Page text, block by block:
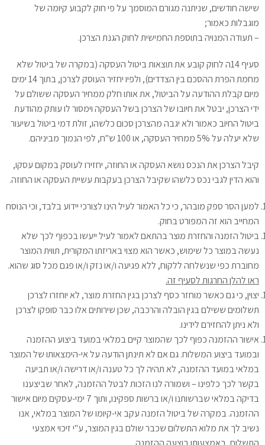
שישה חודשים, שניתנה מגורם המוסמך על פי חוק לקבוע קיומה של
מוגבלות כאמור;
– תעודה המנויה בתוספת החמישית לחוק הגנת הצרכן.
סעיף 14ה לחוק קובע את תוצאות ביטול העסקה (במקרה של ביטול שלא
מחמת הפרת ההסכם בין הצדדים), ולפיו יחזיר העוסק לצרכן, בתוך 14 ימים
מיום קבלת ההודעה על הביטול, את אותו חלק ממחיר העסקה ששולם על
ידי הצרכן, יבטל את חיובו של הצרכן בשל העסקה וימסור לו עותק מהודעת
ביטול החיוב כאמור ולא יגבה מהצרכן סכום כלשהו, זולת דמי ביטול בשיעור
שלא יעלה על 5% ממחיר העסקה, או 100 ש"ח, לפי הנמוך מביניהם.
קיבל הצרכן את הנכס נושא העסקה או החוזה, יחזירו לעוסק במקום עסקו,
והוא הדין לגבי נכס כלשהו שקיבל הצרכן בעקבות עשיית העסקה או החוזה.
למען הסר ספק מובהר, כי כל האמור לעיל הינו לצורכי יידוע בלבד, וכי הנוסח
המחייב הוא זה המפורט בחוק.
ביטול הזמנה והחזרת מוצר בהתאם לאמור לעיל ייעשו בכפוף לכך שלא
נעשה במוצר כל שימוש, כאשר הוא מצוי באריזתו המקורית, תווית המוצר
מחוברת כפי שנשלחה ללקוח, ללא פגיעה ו/או נזק ו/או פגם מכל סוג שהוא.
ראו להלן החרגות לסעיף זה.
יצוין, כי גם כאשר מוחזר כסף לצרכן בגין החזרת מוצר, לא יוחזרו לצרכן
תשלומים ששילם בגין הובלה והרכבה, שכן שירותים אלו כבר סופקו לצרכן
ולא ניתן להחזירם לידינו.
אישור ההזמנה כפוף לכך שהמוצר קיים במלאי במועד ביצוע ההזמנה
ובמועד ביצוע המשלוח. גם אם לא תינתן הודעה על אי-הימצאותו של המוצר
במלאי במועד ההזמנה, לא תהיה לך כל טענה ו/או דרישה ו/או תביעה
בקשר לכך כלפינו – ושמורה לנו הזכות לבטל ההזמנה, לאחר שביצענו
בדיקה במלאי שברשותנו ו/או ברשות ספקינו, ותוך 7 ימי-עסקים מיום אישור
ההזמנה. במקרה של ביטול הזמנה עקב אי-קיומו של המוצר במלאי, אנו
נשיב לך את מלוא התשלום שכבר שולם בגין המוצר, ע"י זיכוי אמצעי